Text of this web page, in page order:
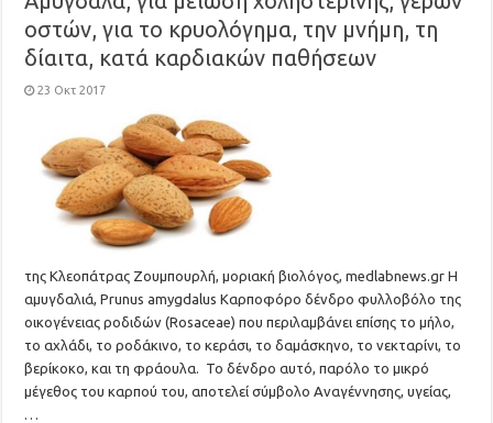
οστών, για το κρυολόγημα, την μνήμη, τη
δίαιτα, κατά καρδιακών παθήσεων
23 Οκτ 2017
της Κλεοπάτρας Ζουμπουρλή, μοριακή βιολόγος, medlabnews.gr Η
αμυγδαλιά, Prunus amygdalus Καρποφόρο δένδρο φυλλοβόλο της
οικογένειας ροδιδών (Rosaceae) που περιλαμβάνει επίσης το μήλο,
το αχλάδι, το ροδάκινο, το κεράσι, το δαμάσκηνο, το νεκταρίνι, το
βερίκοκο, και τη φράουλα. Το δένδρο αυτό, παρόλο το μικρό
μέγεθος του καρπού του, αποτελεί σύμβολο Αναγέννησης, υγείας,
…